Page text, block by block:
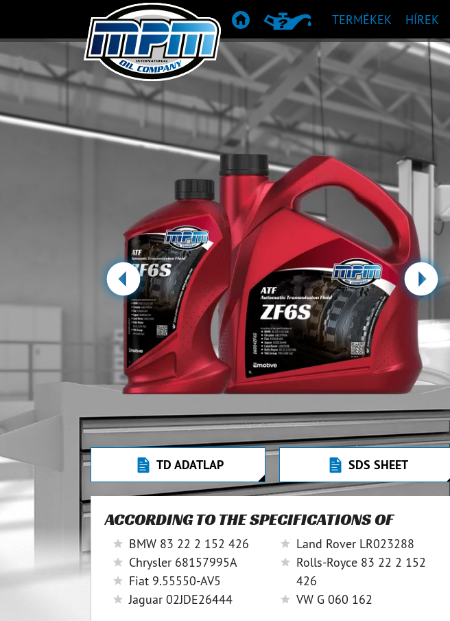
KEZDŐLAPTERMÉK AJÁNLÁS
TERMÉKEK HÍREK
Előző Tovább
TD ADATLAP SDS SHEET
ACCORDING TO THE SPECIFICATIONS OF
BMW 83 22 2 152 426
Chrysler 68157995A
Fiat 9.55550-AV5
Jaguar 02JDE26444
Land Rover LR023288
Rolls-Royce 83 22 2 152
426
VW G 060 162